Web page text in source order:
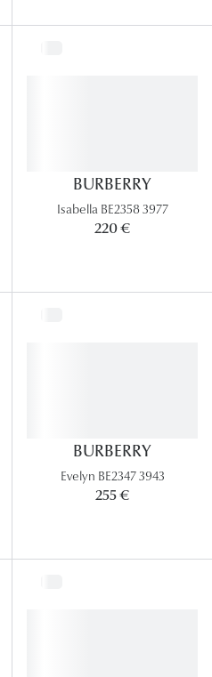
BURBERRY
Isabella BE2358 3977
220 €
BURBERRY
Evelyn BE2347 3943
255 €